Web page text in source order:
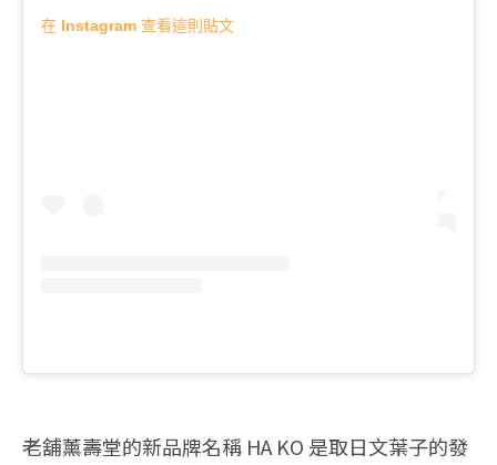
在 Instagram 查看這則貼文
老舖薰壽堂的新品牌名稱 HA KO 是取日文葉子的發